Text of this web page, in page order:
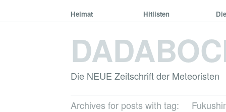
Heimat Hitlisten
Die NEUE Zeitschrift der Meteoristen
Archives for posts with tag: